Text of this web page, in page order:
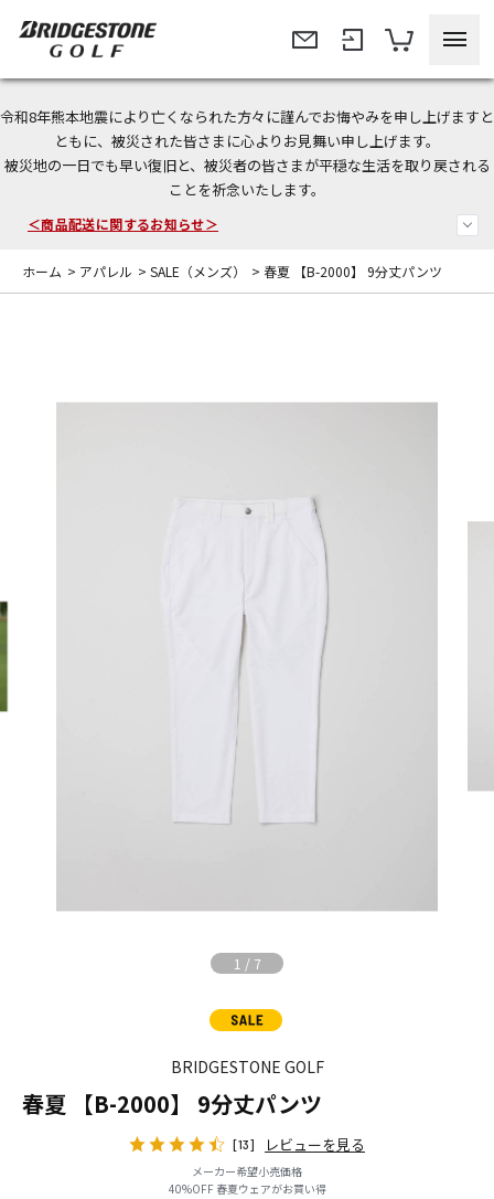
令和8年熊本地震により亡くなられた方々に謹んでお悔やみを申し上げますと
ともに、被災された皆さまに心よりお見舞い申し上げます。
被災地の一日でも早い復旧と、被災者の皆さまが平穏な生活を取り戻される
ことを祈念いたします。
今なら新規会員登録で1,000円OFFクーポンプレゼント！
＜商品配送に関するお知らせ＞
＜夏季休暇中のご注文・発送・お問い合わせ＞
ホーム > アパレル > SALE（メンズ） > 春夏 【B-2000】 9分丈パンツ
1 / 7
BRIDGESTONE GOLF
春夏 【B-2000】 9分丈パンツ
[13] レビューを見る
メーカー希望小売価格
40%OFF 春夏ウェアがお買い得